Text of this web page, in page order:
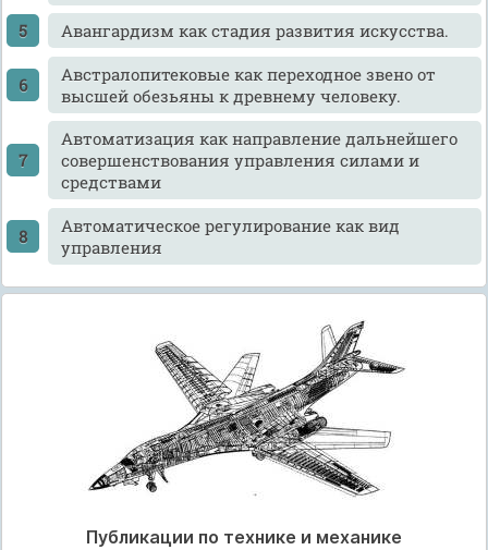
Авангардизм как стадия развития искусства.
Австралопитековые как переходное звено от
высшей обезьяны к древнему человеку.
Автоматизация как направление дальнейшего
совершенствования управления силами и
средствами
Автоматическое регулирование как вид
управления
Публикации по технике и механике